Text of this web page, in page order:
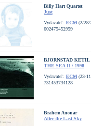
Billy Hart Quartet
Just
Vydavateľ: ECM (2/28/
602475452959
BJORNSTAD KETIL
THE SEA II / 1998
Vydavateľ: ECM (23-
731453734128
Brahem Anouar
After the Last Sky